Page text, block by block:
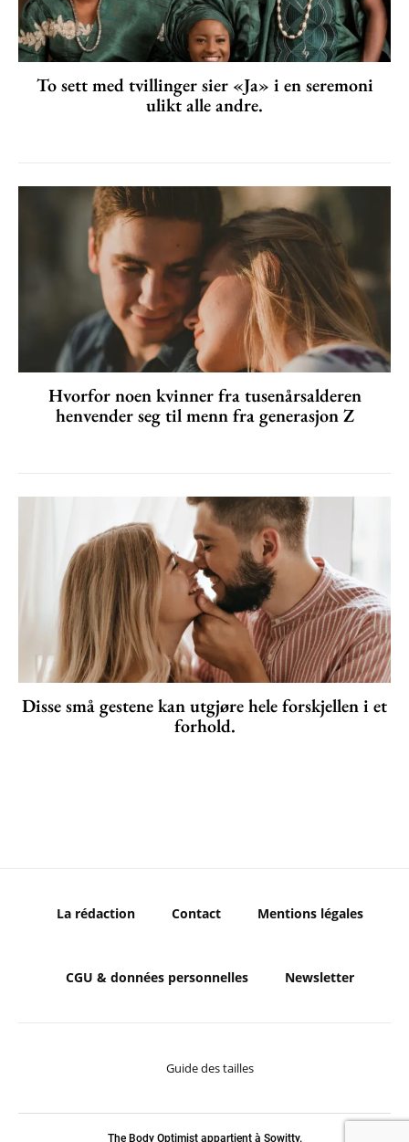
To sett med tvillinger sier «Ja» i en seremoni
ulikt alle andre.
Hvorfor noen kvinner fra tusenårsalderen
henvender seg til menn fra generasjon Z
Disse små gestene kan utgjøre hele forskjellen i et
forhold.
La rédaction Contact Mentions légales
CGU & données personnelles Newsletter
Guide des tailles
The Body Optimist appartient à Sowitty.